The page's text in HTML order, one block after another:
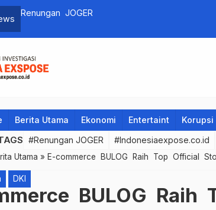
Berita Utama Ekonomi Entertaint Korupsi
#Renungan JOGER #Indonesiaexpose.co.id
Utama » E-commerce BULOG Raih Top Official
DKI
BULOG Raih